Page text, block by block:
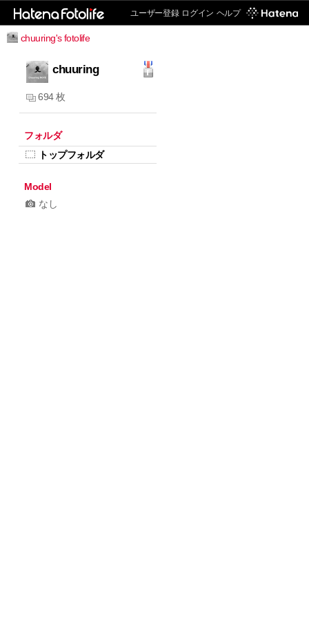
ユーザー登録 ログイン ヘルプ
chuuring's fotolife
chuuring
694 枚
フォルダ
トップフォルダ
Model
なし